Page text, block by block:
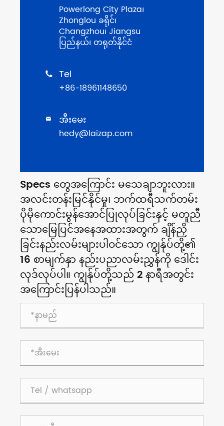
Powerlong City Plaza၊
Zhonglou ခရိုင်၊
Changzhou၊ Jiangsu
ပြည်နယ်၊ တရုတ်နိုင်ငံ
 Tel
+86-18961148650
 အီးမေး
hedy@laizap.com
Specs တွေအကြောင်း မသေချာဘူးလား။
အလင်းတန်းမြင်နိုင်မှု၊ ဘက်ထရီသက်တမ်း
ပိုမိုကောင်းမွန်အောင်ပြုလုပ်ခြင်းနှင့် မတူညီ
သောမြေပြင်အနေအထားအတွက် ချိန်ညှိ
ခြင်းနည်းလမ်းများပါဝင်သော ကျွန်ုပ်တို့၏
16 စာမျက်နှာ နည်းပညာလမ်းညွှန်ကို ဒေါင်း
လုဒ်လုပ်ပါ။ ကျွန်ုပ်တို့သည် 2 နာရီအတွင်း
အကြောင်းပြန်ပါသည်။